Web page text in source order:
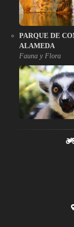
PARQUE DE
ALAMEDA
Fauna y Flora